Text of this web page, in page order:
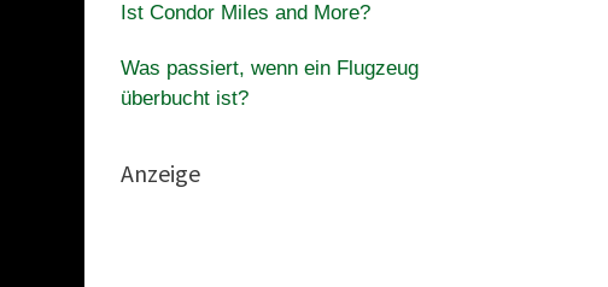
Ist Condor Miles and More?
Was passiert, wenn ein Flugzeug
überbucht ist?
Anzeige